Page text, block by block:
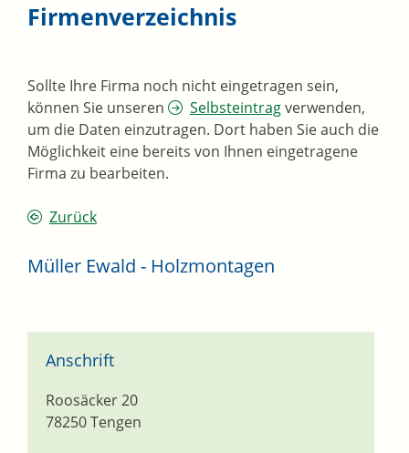
Firmenverzeichnis
Sollte Ihre Firma noch nicht eingetragen sein,
können Sie unseren
Selbsteintragverwenden,
um die Daten einzutragen. Dort haben Sie auch die
Möglichkeit eine bereits von Ihnen eingetragene
Firma zu bearbeiten.
Zurück
Müller Ewald - Holzmontagen
Anschrift
Roosäcker 20
78250Tengen